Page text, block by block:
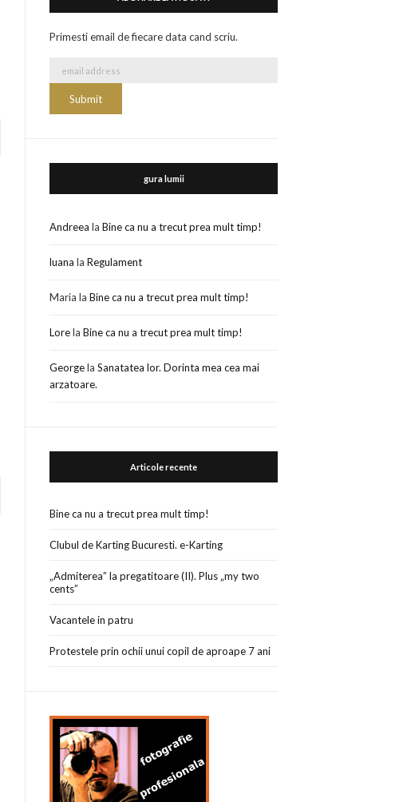
Primesti email de fiecare data cand scriu.
gura lumii
Andreea laBine ca nu a trecut prea mult timp!
luana laRegulament
Maria laBine ca nu a trecut prea mult timp!
LorelaBine ca nu a trecut prea mult timp!
GeorgelaSanatatea lor. Dorinta mea cea mai
arzatoare.
Articole recente
Bine ca nu a trecut prea mult timp!
Clubul de Karting Bucuresti. e-Karting
„Admiterea” la pregatitoare (II). Plus „my two
cents”
Vacantele in patru
Protestele prin ochii unui copil de aproape 7 ani